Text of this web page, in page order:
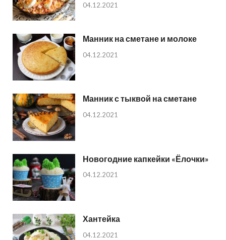
04.12.2021
Манник на сметане и молоке
04.12.2021
Манник с тыквой на сметане
04.12.2021
Новогодние капкейки «Ёлочки»
04.12.2021
Хантейка
04.12.2021